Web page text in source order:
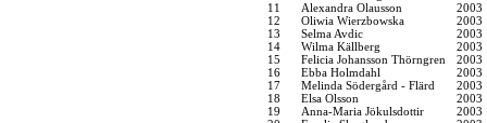
11
Alexandra Olausson
2003
12
Oliwia Wierzbowska
2003
13
Selma Avdic
2003
14
Wilma Källberg
2003
15
Felicia Johansson Thörngren
2003
16
Ebba Holmdahl
2003
17
Melinda Södergård - Flärd
2003
18
Elsa Olsson
2003
19
Anna-Maria Jökulsdottir
2003